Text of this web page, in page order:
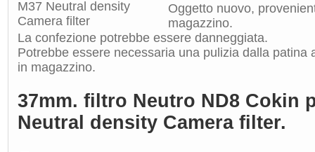
Oggetto nuovo,
magazzino.
La confezione potrebbe essere danneggiata.
Potrebbe essere necessaria una pulizia dalla patina
in magazzino.
37mm. filtro Neutro ND8 Cokin
Neutral density Camera filter.